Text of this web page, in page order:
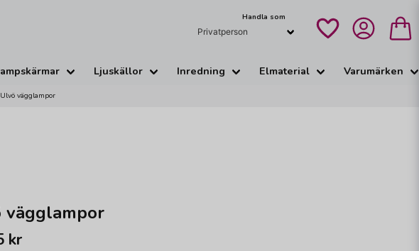
Handla som
Ljuskällor Inredning Elmaterial Varumärken
Ulvö vägglampor
vägglampor
kr